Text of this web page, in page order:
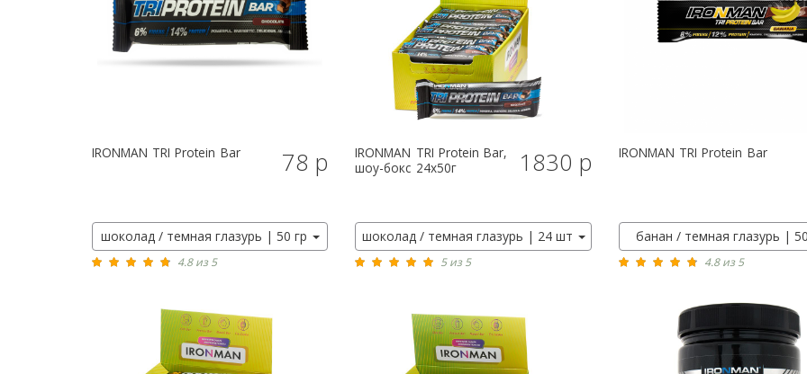
IRONMAN TRI Protein Bar 78 р КУПИТЬ
шоколад / темная глазурь | 50 гр
4.8 из 5
IRONMAN TRI Protein Bar,
шоу-бокc 24x50г
1830 р
шоколад / темная глазурь | 24 шт
5 из 5
IRONMAN TRI Protein Bar
банан / темная глазурь |
4.8 из 5